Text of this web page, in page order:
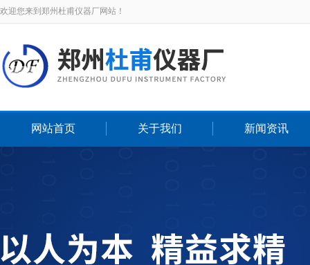
欢迎您来到郑州杜甫仪器厂网站！
网站首页 关于我们 新闻资讯